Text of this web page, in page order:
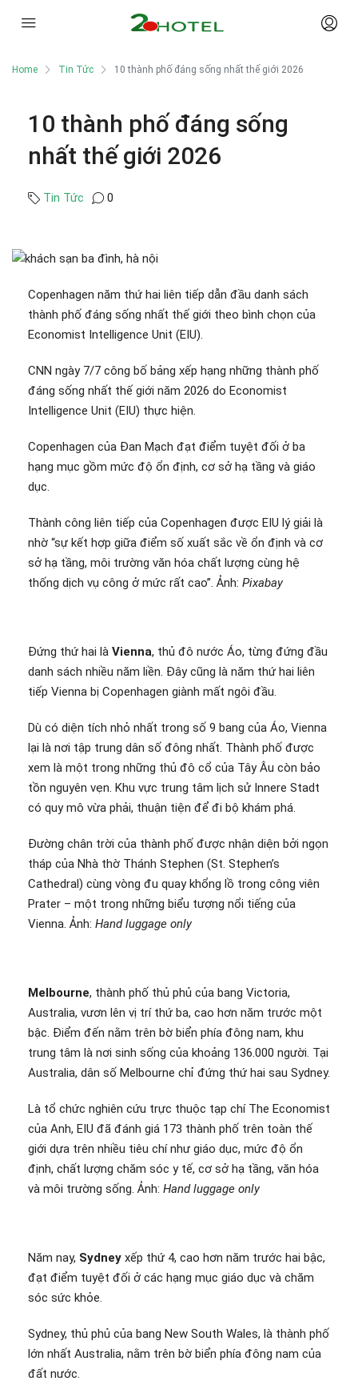
Home Tin Tức 10 thành phố đáng sống nhất thế giới 2026
10 thành phố đáng sống
nhất thế giới 2026
Tin Tức 0
Copenhagen năm thứ hai liên tiếp dẫn đầu danh sách
thành phố đáng sống nhất thế giới theo bình chọn của
Economist Intelligence Unit (EIU).
CNN ngày 7/7 công bố bảng xếp hạng những thành phố
đáng sống nhất thế giới năm 2026 do Economist
Intelligence Unit (EIU) thực hiện.
Copenhagen của Đan Mạch đạt điểm tuyệt đối ở ba
hạng mục gồm mức độ ổn định, cơ sở hạ tầng và giáo
dục.
Thành công liên tiếp của Copenhagen được EIU lý giải là
nhờ “sự kết hợp giữa điểm số xuất sắc về ổn định và cơ
sở hạ tầng, môi trường văn hóa chất lượng cùng hệ
thống dịch vụ công ở mức rất cao”. Ảnh: Pixabay
Đứng thứ hai là Vienna, thủ đô nước Áo, từng đứng đầu
danh sách nhiều năm liền. Đây cũng là năm thứ hai liên
tiếp Vienna bị Copenhagen giành mất ngôi đầu.
Dù có diện tích nhỏ nhất trong số 9 bang của Áo, Vienna
lại là nơi tập trung dân số đông nhất. Thành phố được
xem là một trong những thủ đô cổ của Tây Âu còn bảo
tồn nguyên vẹn. Khu vực trung tâm lịch sử Innere Stadt
có quy mô vừa phải, thuận tiện để đi bộ khám phá.
Đường chân trời của thành phố được nhận diện bởi ngọn
tháp của Nhà thờ Thánh Stephen (St. Stephen’s
Cathedral) cùng vòng đu quay khổng lồ trong công viên
Prater – một trong những biểu tượng nổi tiếng của
Vienna. Ảnh: Hand luggage only
Melbourne, thành phố thủ phủ của bang Victoria,
Australia, vươn lên vị trí thứ ba, cao hơn năm trước một
bậc. Điểm đến nằm trên bờ biển phía đông nam, khu
trung tâm là nơi sinh sống của khoảng 136.000 người. Tại
Australia, dân số Melbourne chỉ đứng thứ hai sau Sydney.
Là tổ chức nghiên cứu trực thuộc tạp chí The Economist
của Anh, EIU đã đánh giá 173 thành phố trên toàn thế
giới dựa trên nhiều tiêu chí như giáo dục, mức độ ổn
định, chất lượng chăm sóc y tế, cơ sở hạ tầng, văn hóa
và môi trường sống. Ảnh: Hand luggage only
Năm nay, Sydney xếp thứ 4, cao hơn năm trước hai bậc,
đạt điểm tuyệt đối ở các hạng mục giáo dục và chăm
sóc sức khỏe.
Sydney, thủ phủ của bang New South Wales, là thành phố
lớn nhất Australia, nằm trên bờ biển phía đông nam của
đất nước.